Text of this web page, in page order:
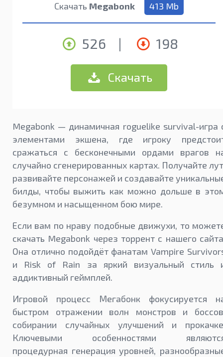
Скачать Megabonk 413 Mb
526 | 198
Скачать
Megabonk — динамичная roguelike survival-игра
элементами экшена, где игроку
сражаться с бесконечными ордами врагов
случайно сгенерированных картах. Получайте
развивайте персонажей и создавайте
билды, чтобы выжить как можно дольше в
безумном и насыщенном бою мире.
Если вам по нраву подобные движухи, то
скачать Megabonk через торрент с нашего
Она отлично подойдёт фанатам Vampire
и Risk of Rain за яркий визуальный стиль
аддиктивный геймплей.
Игровой процесс Мегабонк фокусируется
быстром отражении волн монстров и
собирании случайных улучшений и
Ключевыми особенностями
процедурная генерация уровней,